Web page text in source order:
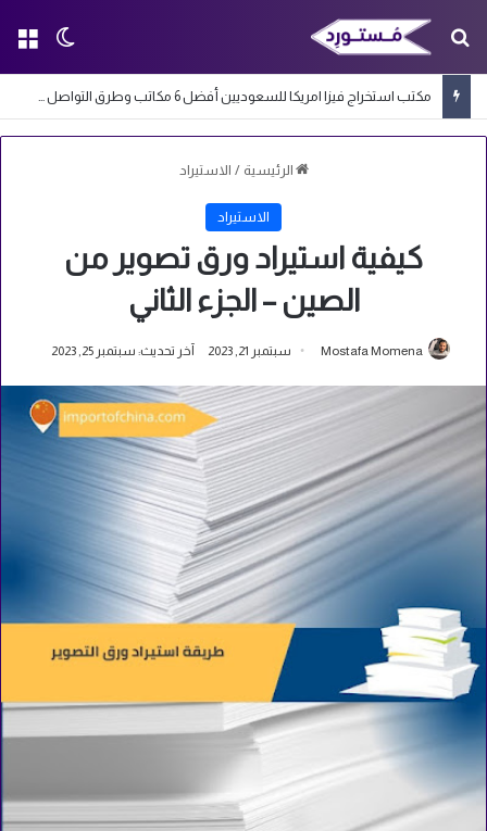
الوضع بحث عن
مكتب استخراج فيزا امريكا للسعوديين أفضل 6 مكاتب وطرق التواصل معها
الرئيسية / الاستيراد
الاستيراد
كيفية استيراد ورق تصوير من
الصين – الجزء الثاني
Mostafa Momena سبتمبر 21, 2023 آخر تحديث: سبتمبر 25, 2023